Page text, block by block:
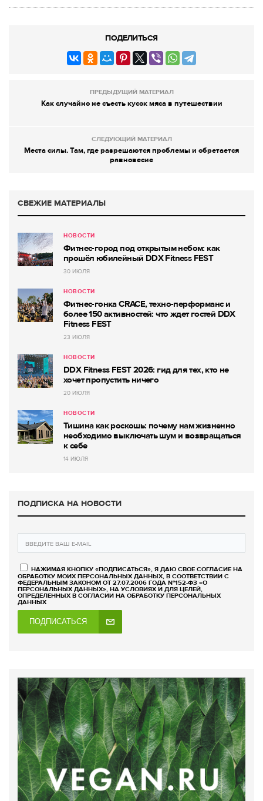
ПОДЕЛИТЬСЯ
ПРЕДЫДУЩИЙ МАТЕРИАЛ
Как случайно не съесть кусок мяса в путешествии
СЛЕДУЮЩИЙ МАТЕРИАЛ
Места силы. Там, где разрешаются проблемы и обретается
равновесие
СВЕЖИЕ МАТЕРИАЛЫ
НОВОСТИ
Фитнес-город под открытым небом: как
прошёл юбилейный DDX Fitness FEST
30 ИЮЛЯ
НОВОСТИ
Фитнес-гонка CRACE, техно-перформанс и
более 150 активностей: что ждет гостей DDX
Fitness FEST
23 ИЮЛЯ
НОВОСТИ
DDX Fitness FEST 2026: гид для тех, кто не
хочет пропустить ничего
20 ИЮЛЯ
НОВОСТИ
Тишина как роскошь: почему нам жизненно
необходимо выключать шум и возвращаться
к себе
14 ИЮЛЯ
ПОДПИСКА НА НОВОСТИ
НАЖИМАЯ КНОПКУ «ПОДПИСАТЬСЯ», Я ДАЮ СВОЕ СОГЛАСИЕ НА
ОБРАБОТКУ МОИХ ПЕРСОНАЛЬНЫХ ДАННЫХ, В СООТВЕТСТВИИ С
ФЕДЕРАЛЬНЫМ ЗАКОНОМ ОТ 27.07.2006 ГОДА №152-ФЗ «О
ПЕРСОНАЛЬНЫХ ДАННЫХ», НА УСЛОВИЯХ И ДЛЯ ЦЕЛЕЙ,
ОПРЕДЕЛЕННЫХ В СОГЛАСИИ НА ОБРАБОТКУ ПЕРСОНАЛЬНЫХ
ДАННЫХ
ПОДПИСАТЬСЯ